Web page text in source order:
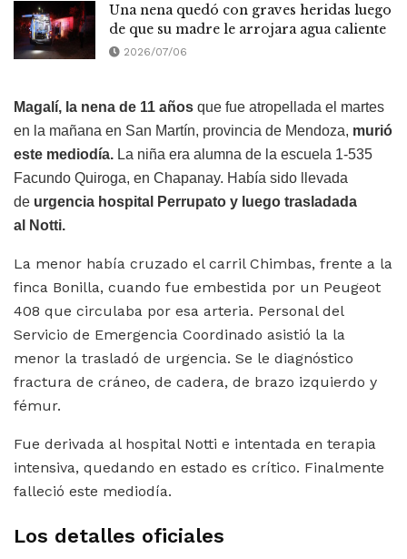
Una nena quedó con graves heridas luego
de que su madre le arrojara agua caliente
2026/07/06
Magalí, la nena de 11 años que fue atropellada el martes
en la mañana en San Martín, provincia de Mendoza, murió
este mediodía. La niña era alumna de la escuela 1-535
Facundo Quiroga, en Chapanay. Había sido llevada
de urgencia hospital Perrupato y luego trasladada
al Notti.
La menor había cruzado el carril Chimbas, frente a la
finca Bonilla, cuando fue embestida por un Peugeot
408 que circulaba por esa arteria. Personal del
Servicio de Emergencia Coordinado asistió la la
menor la trasladó de urgencia. Se le diagnóstico
fractura de cráneo, de cadera, de brazo izquierdo y
fémur.
Fue derivada al hospital Notti e intentada en terapia
intensiva, quedando en estado es crítico. Finalmente
falleció este mediodía.
Los detalles oficiales